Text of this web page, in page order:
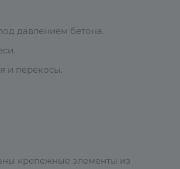
давлением бетона.
и перекосы.
крепежные элементы из